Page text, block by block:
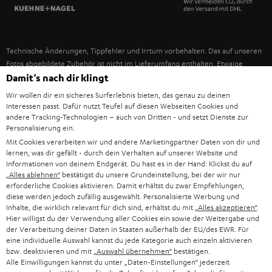
NEUHEITEN
UNSER MANAGEMENT
UNSERE WERTE
BILDUNGSRABATT
GESCHENKGUTSCHEIN
BARRIEREFREIHEIT
USA
WEITERE LÄNDER
Technische Änderungen, Tippfehler und Irrtum vorbehalten. Das auf unseren
Fotos abgebildete Zubehör ist nicht im Lieferumfang enthalten. Etwaige
Entsorgungsgebühren für Batterien sind im Preis inbegriffen.
©2026 Lautsprecher Teufel GmbH - All rights reserved.
Impressum AGB
Vertrag widerrufen
Damit‘s nach dir klingt
Wir wollen dir ein sicheres Surferlebnis bieten, das genau zu deinen
Interessen passt. Dafür nutzt Teufel auf diesen Webseiten Cookies und
andere Tracking-Technologien – auch von Dritten - und setzt Dienste zur
Personalisierung ein.
Mit Cookies verarbeiten wir und andere Marketingpartner Daten von dir und
lernen, was dir gefällt - durch dein Verhalten auf unserer Website und
Informationen von deinem Endgerät. Du hast es in der Hand: Klickst du auf
„Alles ablehnen“ bestätigst du unsere Grundeinstellung, bei der wir nur
erforderliche Cookies aktivieren. Damit erhältst du zwar Empfehlungen,
diese werden jedoch zufällig ausgewählt. Personalisierte Werbung und
Inhalte, die wirklich relevant für dich sind, erhältst du mit „Alles akzeptieren“.
Hier willigst du der Verwendung aller Cookies ein sowie der Weitergabe und
der Verarbeitung deiner Daten in Staaten außerhalb der EU/des EWR. Für
eine individuelle Auswahl kannst du jede Kategorie auch einzeln aktivieren
bzw. deaktivieren und mit „Auswahl übernehmen“ bestätigen.
Alle Einwilligungen kannst du unter „Daten-Einstellungen“ jederzeit